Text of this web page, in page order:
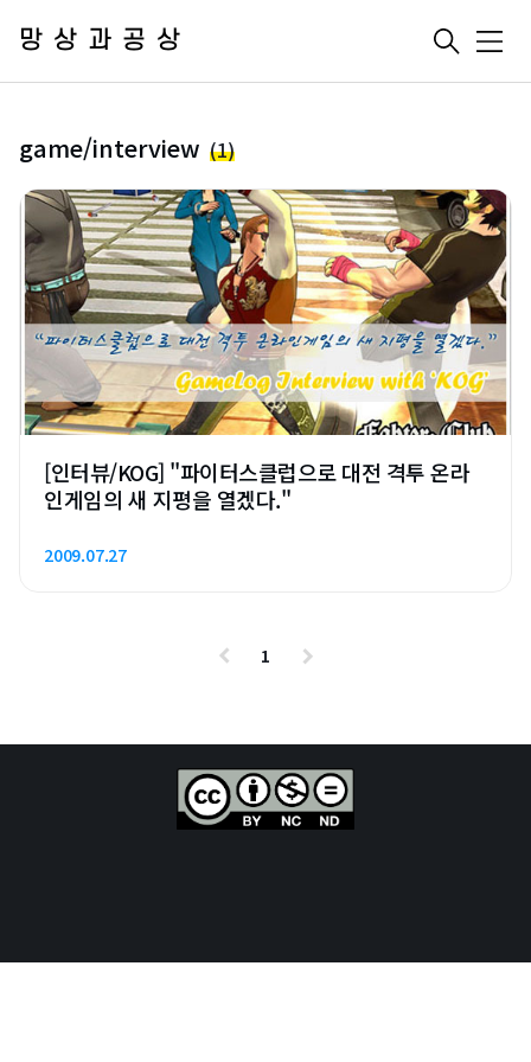
망상과공상 메
game/interview (1)
[인터뷰/KOG] "파이터스클럽으로 대전 격투 온라
인게임의 새 지평을 열겠다."
2009.07.27
1